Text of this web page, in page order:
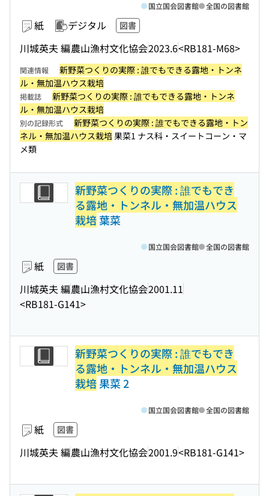
紙 デジタル 図書
川城英夫 編農山漁村文化協会2023.6<RB181-M68>
国立国会図書館 全国の図書館
関連情報
新野菜つくりの実際 : 誰でもできる露地・トンネ
ル・無加温ハウス栽培
掲載誌
新野菜つくりの実際 : 誰でもできる露地・トンネ
ル・無加温ハウス栽培
別の記録形式
新野菜つくりの実際 : 誰でもできる露地・トン
ネル・無加温ハウス栽培果菜1 ナス科・スイートコーン・マ
メ類
新野菜つくりの実際 : 誰でもでき
る露地・トンネル・無加温ハウス
栽培葉菜
紙 図書
川城英夫 編農山漁村文化協会2001.11
<RB181-G141>
国立国会図書館 全国の図書館
新野菜つくりの実際 : 誰でもでき
る露地・トンネル・無加温ハウス
栽培果菜 2
紙 図書
川城英夫 編農山漁村文化協会2001.9<RB181-G141>
国立国会図書館 全国の図書館